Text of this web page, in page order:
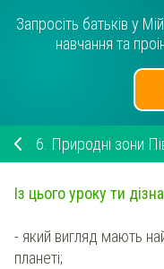
Запросіть батьків у
навчання та
6. Природні зони
Із цього уроку ти
- який вигляд мають
планеті;